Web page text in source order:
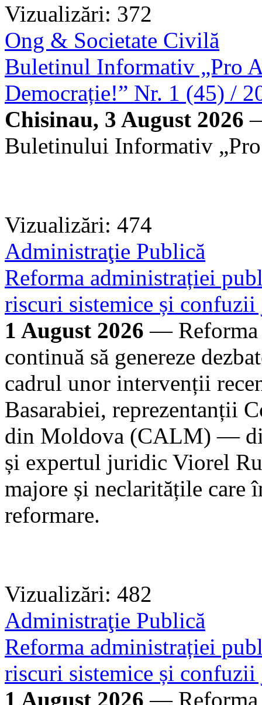
Vizualizări: 372
Ong & Societate Civilă
Buletinul Informativ „Pro
Democrație!” Nr. 1 (45) /
Chisinau, 3 August 2026
Buletinului Informativ
Vizualizări: 474
Administraţie Publică
Reforma administrației
riscuri sistemice și
1 August 2026 — Reforma
continuă să genereze
cadrul unor intervenții
Basarabiei, reprezentanții
din Moldova (CALM) —
și expertul juridic Viorel
majore și neclaritățile care
reformare.
Vizualizări: 482
Administraţie Publică
Reforma administrației
riscuri sistemice și
1 August 2026 — Reforma